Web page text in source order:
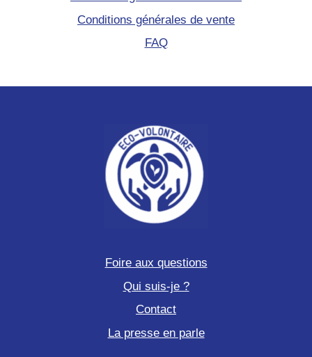
Conditions générales de vente
FAQ
Foire aux questions
Qui suis-je ?
Contact
La presse en parle